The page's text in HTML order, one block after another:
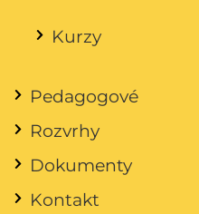
Kurzy
Pedagogové
Rozvrhy
Dokumenty
Kontakt